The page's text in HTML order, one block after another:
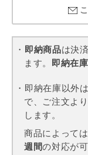
・ 即納商品は決
ます。 即納在
・即納在庫以外
で、ご注文より
します。
商品によっては
週間の対応が